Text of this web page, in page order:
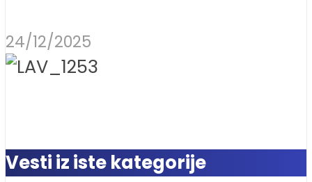
24/12/2025
Vesti iz iste kategorije